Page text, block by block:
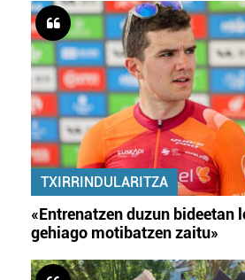
TXIRRINDULARITZA
«Entrenatzen duzun bideetan
gehiago motibatzen zaitu»